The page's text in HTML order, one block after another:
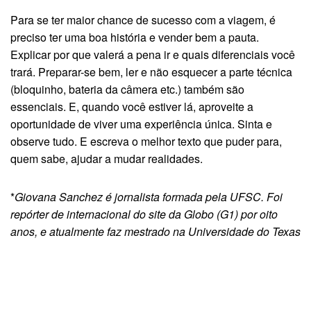
Para se ter maior chance de sucesso com a viagem, é
preciso ter uma boa história e vender bem a pauta.
Explicar por que valerá a pena ir e quais diferenciais você
trará. Preparar-se bem, ler e não esquecer a parte técnica
(bloquinho, bateria da câmera etc.) também são
essenciais. E, quando você estiver lá, aproveite a
oportunidade de viver uma experiência única. Sinta e
observe tudo. E escreva o melhor texto que puder para,
quem sabe, ajudar a mudar realidades.
*Giovana Sanchezé jornalista formada pela UFSC. Foi
repórter de internacional do site da Globo (G1) por oito
anos, e atualmente faz mestrado na Universidade do Texas